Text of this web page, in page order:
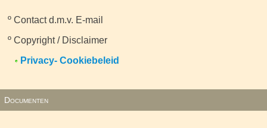
º Contact d.m.v. E-mail
º Copyright / Disclaimer
Privacy- Cookiebeleid
Documenten